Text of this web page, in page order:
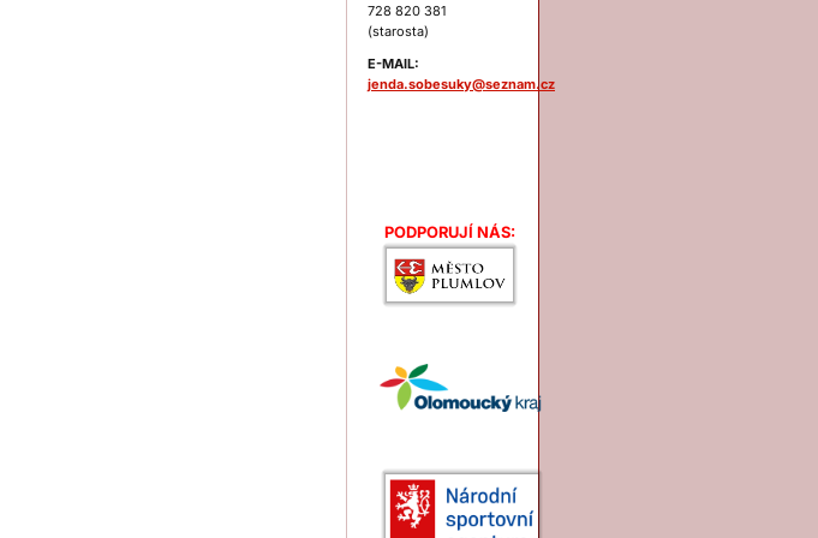
728 820 381
(starosta)
E-MAIL:
jenda.sobesuky@seznam.cz
PODPORUJÍ NÁS: